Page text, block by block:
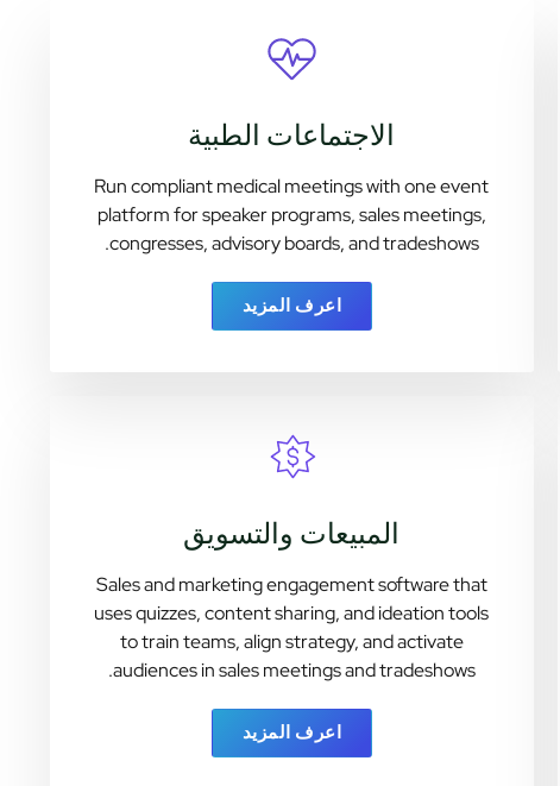
الاجتماعات الطبية
Run compliant medical meetings with one event
platform for speaker programs, sales meetings,
congresses, advisory boards, and tradeshows.
اعرف المزيد
المبيعات والتسويق
Sales and marketing engagement software that
uses quizzes, content sharing, and ideation tools
to train teams, align strategy, and activate
audiences in sales meetings and tradeshows.
اعرف المزيد